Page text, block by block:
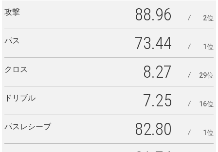
攻撃 88.96 2位
パス 73.44 1位
クロス 8.27 29位
ドリブル 7.25 16位
パスレシーブ 82.80 1位